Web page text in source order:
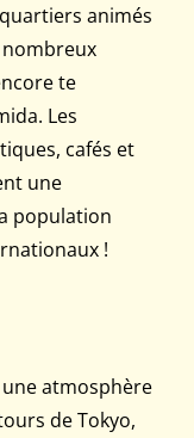
animés
nombreux
te
Les
cafés et
une
population
!
atmosphère
de Tokyo,